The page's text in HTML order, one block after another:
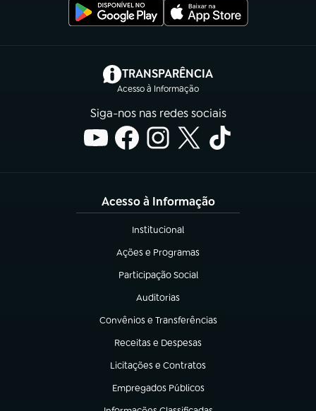
TRANSPARÊNCIA
Acesso à Informação
(abre em nova aba)
Siga-nos nas redes sociais
Acesso à Informação
Institucional
(abre em nova aba)
Ações e Programas
(abre em nova aba)
Participação Social
(abre em nova aba)
Auditorias
(abre em nova aba)
Convênios e Transferências
(abre em nova aba)
Receitas e Despesas
(abre em nova aba)
Licitações e Contratos
(abre em nova aba)
Empregados Públicos
(abre em nova aba)